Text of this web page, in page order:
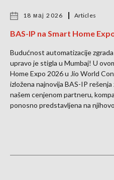
18 мај 2026 Articles
BAS-IP na Smart Home
Budućnost automatizacije
upravo je stigla u Mumbaj! U
Home Expo 2026 u Jio World
izložena najnovija BAS-IP
našem cenjenom partneru,
ponosno predstavljena na